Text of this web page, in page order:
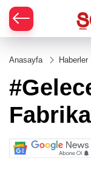
Anasayfa Haberler